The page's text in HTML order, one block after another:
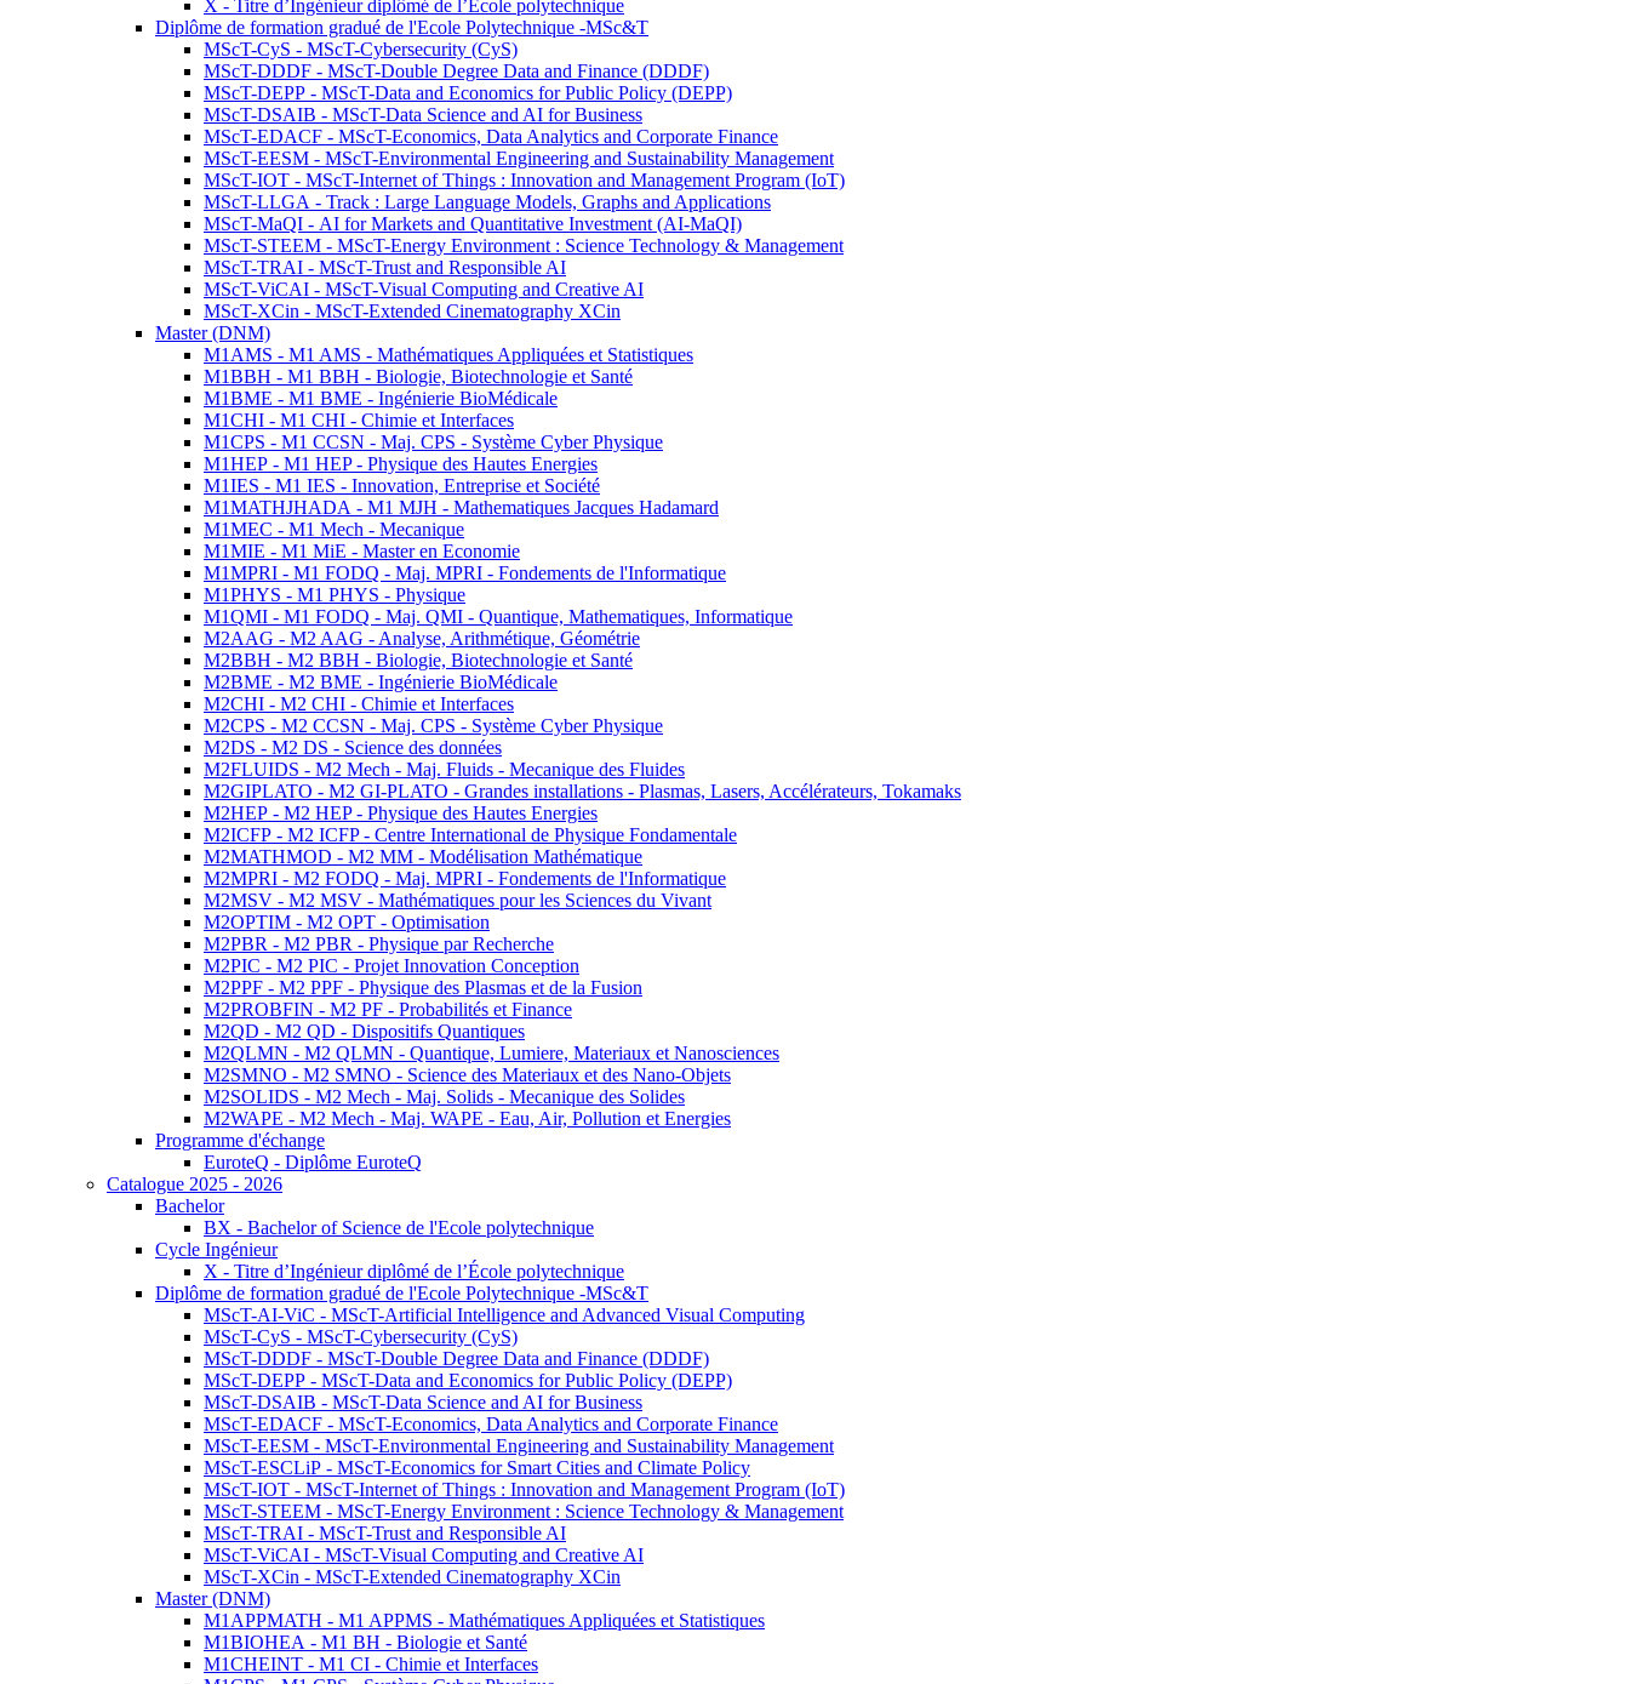
X - Titre d’Ingénieur diplômé de l’École polytechnique
Diplôme de formation gradué de l'Ecole Polytechnique -MSc&T
MScT-CyS - MScT-Cybersecurity (CyS)
MScT-DDDF - MScT-Double Degree Data and Finance (DDDF)
MScT-DEPP - MScT-Data and Economics for Public Policy (DEPP)
MScT-DSAIB - MScT-Data Science and AI for Business
MScT-EDACF - MScT-Economics, Data Analytics and Corporate Finance
MScT-EESM - MScT-Environmental Engineering and Sustainability Management
MScT-IOT - MScT-Internet of Things : Innovation and Management Program (IoT)
MScT-LLGA - Track : Large Language Models, Graphs and Applications
MScT-MaQI - AI for Markets and Quantitative Investment (AI-MaQI)
MScT-STEEM - MScT-Energy Environment : Science Technology & Management
MScT-TRAI - MScT-Trust and Responsible AI
MScT-ViCAI - MScT-Visual Computing and Creative AI
MScT-XCin - MScT-Extended Cinematography XCin
Master (DNM)
M1AMS - M1 AMS - Mathématiques Appliquées et Statistiques
M1BBH - M1 BBH - Biologie, Biotechnologie et Santé
M1BME - M1 BME - Ingénierie BioMédicale
M1CHI - M1 CHI - Chimie et Interfaces
M1CPS - M1 CCSN - Maj. CPS - Système Cyber Physique
M1HEP - M1 HEP - Physique des Hautes Energies
M1IES - M1 IES - Innovation, Entreprise et Société
M1MATHJHADA - M1 MJH - Mathematiques Jacques Hadamard
M1MEC - M1 Mech - Mecanique
M1MIE - M1 MiE - Master en Economie
M1MPRI - M1 FODQ - Maj. MPRI - Fondements de l'Informatique
M1PHYS - M1 PHYS - Physique
M1QMI - M1 FODQ - Maj. QMI - Quantique, Mathematiques, Informatique
M2AAG - M2 AAG - Analyse, Arithmétique, Géométrie
M2BBH - M2 BBH - Biologie, Biotechnologie et Santé
M2BME - M2 BME - Ingénierie BioMédicale
M2CHI - M2 CHI - Chimie et Interfaces
M2CPS - M2 CCSN - Maj. CPS - Système Cyber Physique
M2DS - M2 DS - Science des données
M2FLUIDS - M2 Mech - Maj. Fluids - Mecanique des Fluides
M2GIPLATO - M2 GI-PLATO - Grandes installations - Plasmas, Lasers, Accélérateurs, Tokamaks
M2HEP - M2 HEP - Physique des Hautes Energies
M2ICFP - M2 ICFP - Centre International de Physique Fondamentale
M2MATHMOD - M2 MM - Modélisation Mathématique
M2MPRI - M2 FODQ - Maj. MPRI - Fondements de l'Informatique
M2MSV - M2 MSV - Mathématiques pour les Sciences du Vivant
M2OPTIM - M2 OPT - Optimisation
M2PBR - M2 PBR - Physique par Recherche
M2PIC - M2 PIC - Projet Innovation Conception
M2PPF - M2 PPF - Physique des Plasmas et de la Fusion
M2PROBFIN - M2 PF - Probabilités et Finance
M2QD - M2 QD - Dispositifs Quantiques
M2QLMN - M2 QLMN - Quantique, Lumiere, Materiaux et Nanosciences
M2SMNO - M2 SMNO - Science des Materiaux et des Nano-Objets
M2SOLIDS - M2 Mech - Maj. Solids - Mecanique des Solides
M2WAPE - M2 Mech - Maj. WAPE - Eau, Air, Pollution et Energies
Programme d'échange
EuroteQ - Diplôme EuroteQ
Catalogue 2025 - 2026
Bachelor
BX - Bachelor of Science de l'Ecole polytechnique
Cycle Ingénieur
X - Titre d’Ingénieur diplômé de l’École polytechnique
Diplôme de formation gradué de l'Ecole Polytechnique -MSc&T
MScT-AI-ViC - MScT-Artificial Intelligence and Advanced Visual Computing
MScT-CyS - MScT-Cybersecurity (CyS)
MScT-DDDF - MScT-Double Degree Data and Finance (DDDF)
MScT-DEPP - MScT-Data and Economics for Public Policy (DEPP)
MScT-DSAIB - MScT-Data Science and AI for Business
MScT-EDACF - MScT-Economics, Data Analytics and Corporate Finance
MScT-EESM - MScT-Environmental Engineering and Sustainability Management
MScT-ESCLiP - MScT-Economics for Smart Cities and Climate Policy
MScT-IOT - MScT-Internet of Things : Innovation and Management Program (IoT)
MScT-STEEM - MScT-Energy Environment : Science Technology & Management
MScT-TRAI - MScT-Trust and Responsible AI
MScT-ViCAI - MScT-Visual Computing and Creative AI
MScT-XCin - MScT-Extended Cinematography XCin
Master (DNM)
M1APPMATH - M1 APPMS - Mathématiques Appliquées et Statistiques
M1BIOHEA - M1 BH - Biologie et Santé
M1CHEINT - M1 CI - Chimie et Interfaces